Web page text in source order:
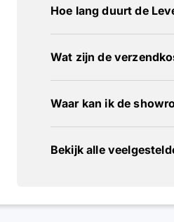
Hoe lang duurt de
Wat zijn de
Waar kan ik de
Bekijk alle